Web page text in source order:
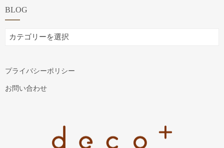
BLOG
BLOG
プライバシーポリシー
お問い合わせ